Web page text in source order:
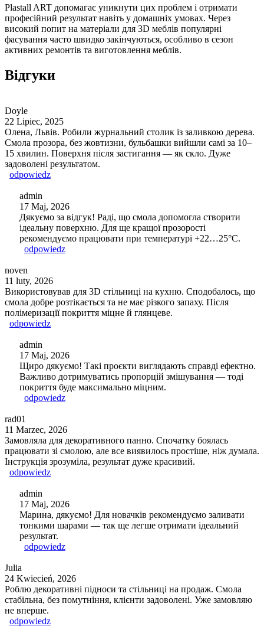
Plastall ART допомагає уникнути цих проблем і отримати
професійний результат навіть у домашніх умовах. Через
високий попит на матеріали для 3D меблів популярні
фасування часто швидко закінчуються, особливо в сезон
активних ремонтів та виготовлення меблів.
Відгуки
Doyle
22 Lipiec, 2025
Олена, Львів. Робили журнальний столик із заливкою дерева.
Смола прозора, без жовтизни, бульбашки вийшли самі за 10–
15 хвилин. Поверхня після застигання — як скло. Дуже
задоволені результатом.
odpowiedz
admin
17 Maj, 2026
Дякуємо за відгук! Раді, що смола допомогла створити
ідеальну поверхню. Для ще кращої прозорості
рекомендуємо працювати при температурі +22…25°C.
odpowiedz
noven
11 luty, 2026
Використовував для 3D стільниці на кухню. Сподобалось, що
смола добре розтікається та не має різкого запаху. Після
полімеризації покриття міцне й глянцеве.
odpowiedz
admin
17 Maj, 2026
Щиро дякуємо! Такі проєкти виглядають справді ефектно.
Важливо дотримуватись пропорцій змішування — тоді
покриття буде максимально міцним.
odpowiedz
rad01
11 Marzec, 2026
Замовляла для декоративного панно. Спочатку боялась
працювати зі смолою, але все виявилось простіше, ніж думала.
Інструкція зрозуміла, результат дуже красивий.
odpowiedz
admin
17 Maj, 2026
Марина, дякуємо! Для новачків рекомендуємо заливати
тонкими шарами — так ще легше отримати ідеальний
результат.
odpowiedz
Julia
24 Kwiecień, 2026
Роблю декоративні підноси та стільниці на продаж. Смола
стабільна, без помутніння, клієнти задоволені. Уже замовляю
не вперше.
odpowiedz